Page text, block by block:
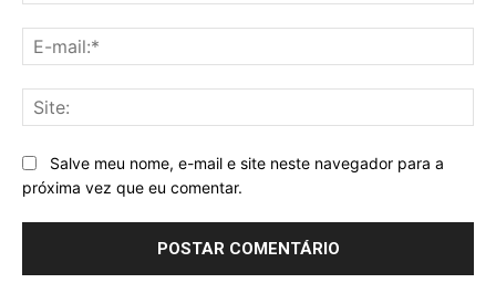
Salve meu nome, e-mail e site neste navegador para a
próxima vez que eu comentar.